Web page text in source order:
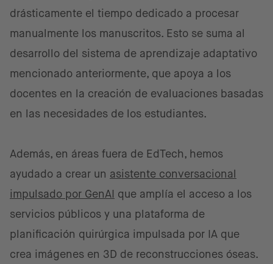
drásticamente el tiempo dedicado a procesar
manualmente los manuscritos. Esto se suma al
desarrollo del sistema de aprendizaje adaptativo
mencionado anteriormente, que apoya a los
docentes en la creación de evaluaciones basadas
en las necesidades de los estudiantes.
Además, en áreas fuera de EdTech, hemos
ayudado a crear un asistente conversacional
impulsado por GenAI que amplía el acceso a los
servicios públicos y una plataforma de
planificación quirúrgica impulsada por IA que
crea imágenes en 3D de reconstrucciones óseas.